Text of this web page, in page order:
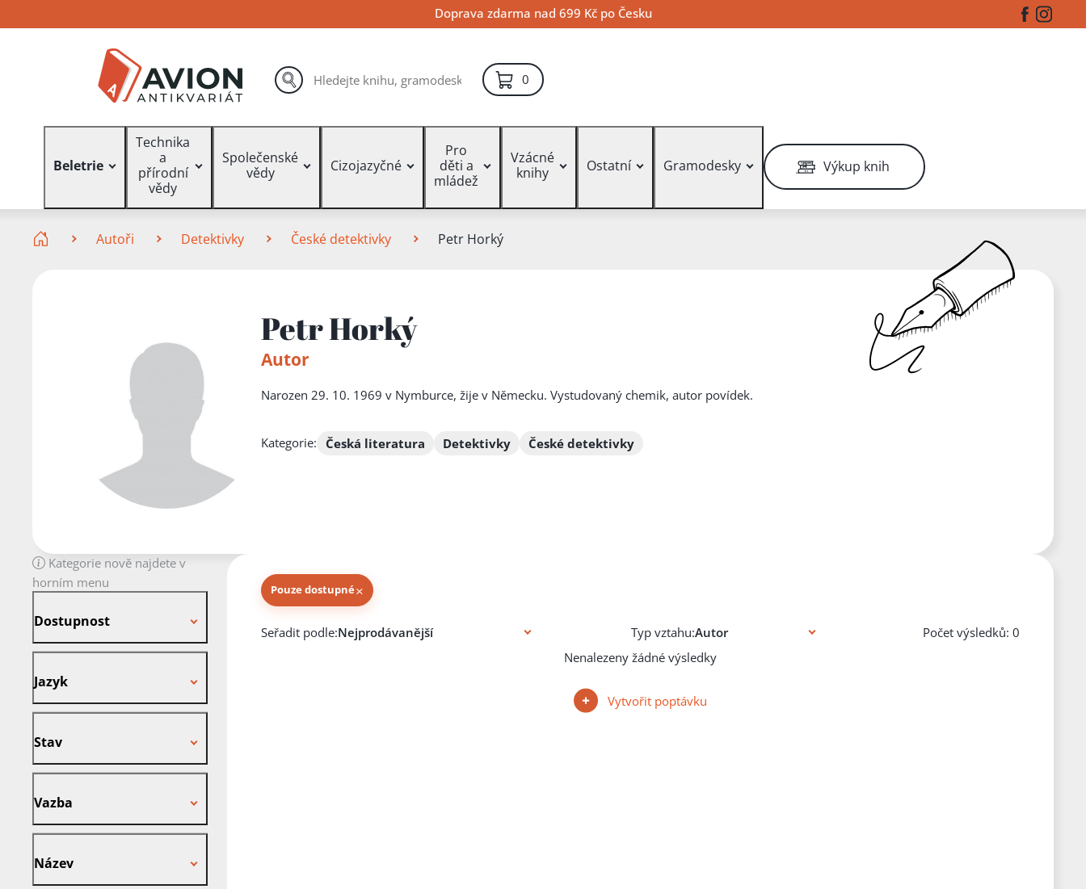
na
na
na
Doprava zdarma nad 699 Kč po Česku Facebook
Vyhledávání hledat
0položek – košík
Beletrie
Technika
a
přírodní
vědy
Společenské
vědy
Cizojazyčné
Pro
děti a
mládež
Vzácné
knihy
Ostatní Gramodesky Výkup knih
Autoři Detektivky České detektivky Petr Horký
Petr Horký
Autor
Narozen 29. 10. 1969 v Nymburce, žije v Německu. Vystudovaný chemik, autor povídek.
Kategorie: Česká literatura Detektivky České detektivky
Kategorie nově najdete v
horním menu
Dostupnost
Jazyk
Stav
Vazba
Název
Pouze dostupné×
Knihy autora
Seřadit podle: Typ vztahu:
Počet výsledků: 0
Nenalezeny žádné výsledky
Vytvořit poptávku